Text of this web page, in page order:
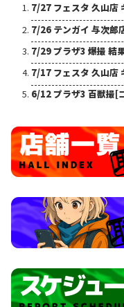
7/27 フェスタ 久山店
7/26 テンガイ 与次郎
7/29 プラザ3 爆撮 結
7/17 フェスタ 久山店
6/12 プラザ3 百獣撮[